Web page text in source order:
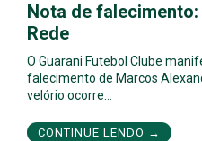
Nota de
Rede
O Guarani Futebol Clube
falecimento de Marcos
velório ocorre…
CONTINUE LENDO →